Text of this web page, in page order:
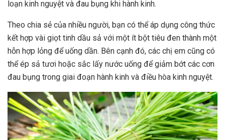
loạn kinh nguyệt và đau bụng khi hành kinh.
Theo chia sẻ của nhiều người, bạn có thể áp dụng công thức
kết hợp vài giọt tinh dầu sả với một ít bột tiêu đen thành một
hỗn hợp lỏng để uống dần. Bên cạnh đó, các chị em cũng có
thể ép sả tươi hoặc sắc lấy nước uống để giảm bớt các cơn
đau bụng trong giai đoạn hành kinh và điều hòa kinh nguyệt.